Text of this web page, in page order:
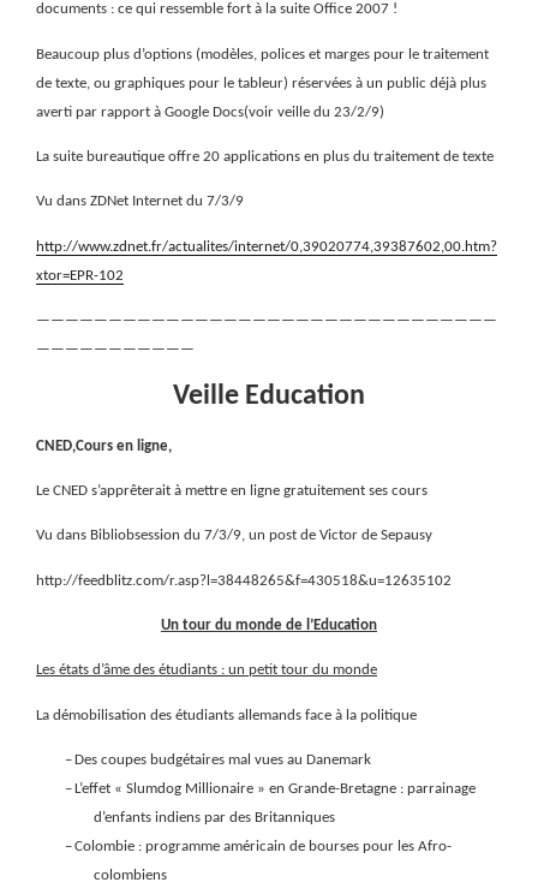
documents : ce qui ressemble fort à la suite Office 2007 !
Beaucoup plus d’options (modèles, polices et marges pour le traitement
de texte, ou graphiques pour le tableur) réservées à un public déjà plus
averti par rapport à Google Docs(voir veille du 23/2/9)
La suite bureautique offre 20 applications en plus du traitement de texte
Vu dans ZDNet Internet du 7/3/9
http://www.zdnet.fr/actualites/internet/0,39020774,39387602,00.htm?
xtor=EPR-102
————————————————————————————————
———————————
Veille Education
CNED,Cours en ligne,
Le CNED s’apprêterait à mettre en ligne gratuitement ses cours
Vu dans Bibliobsession du 7/3/9, un post de Victor de Sepausy
http://feedblitz.com/r.asp?l=38448265&f=430518&u=12635102
Un tour du monde de l’Education
Les états d’âme des étudiants : un petit tour du monde
La démobilisation des étudiants allemands face à la politique
–Des coupes budgétaires mal vues au Danemark
–L’effet « Slumdog Millionaire » en Grande-Bretagne : parrainage
d’enfants indiens par des Britanniques
–Colombie : programme américain de bourses pour les Afro-
colombiens